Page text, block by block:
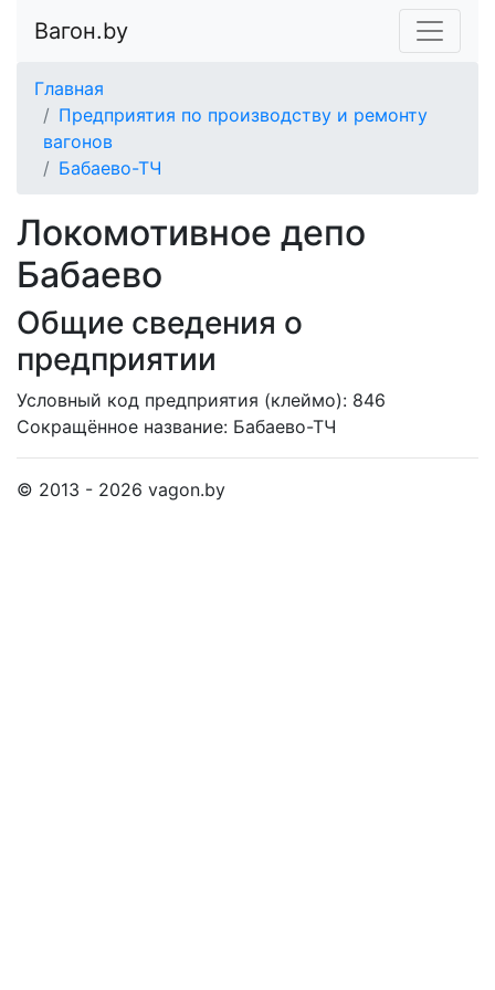
Вагон.by
Главная
Предприятия по производству и ремонту
вагонов
Бабаево-ТЧ
Локомотивное депо
Бабаево
Общие сведения о
предприятии
Условный код предприятия (клеймо): 846
Сокращённое название: Бабаево-ТЧ
© 2013 - 2026 vagon.by